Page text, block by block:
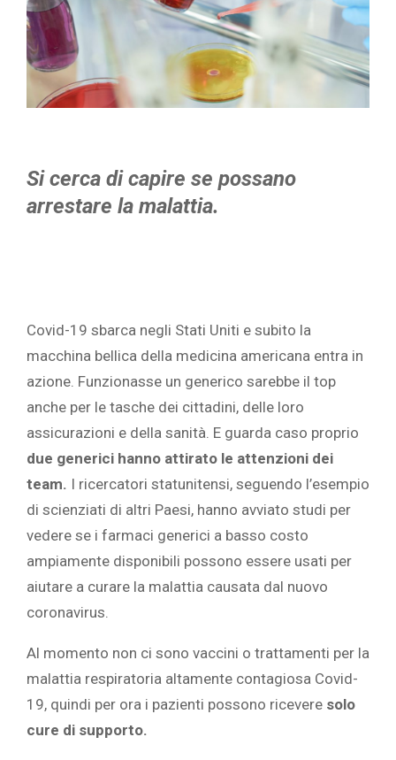
Si cerca di capire se possano
arrestare la malattia.
Covid-19 sbarca negli Stati Uniti e subito la
macchina bellica della medicina americana entra in
azione. Funzionasse un generico sarebbe il top
anche per le tasche dei cittadini, delle loro
assicurazioni e della sanità. E guarda caso proprio
due generici hanno attirato le attenzioni dei
team. I ricercatori statunitensi, seguendo l’esempio
di scienziati di altri Paesi, hanno avviato studi per
vedere se i farmaci generici a basso costo
ampiamente disponibili possono essere usati per
aiutare a curare la malattia causata dal nuovo
coronavirus.
Al momento non ci sono vaccini o trattamenti per la
malattia respiratoria altamente contagiosa Covid-
19, quindi per ora i pazienti possono ricevere solo
cure di supporto.